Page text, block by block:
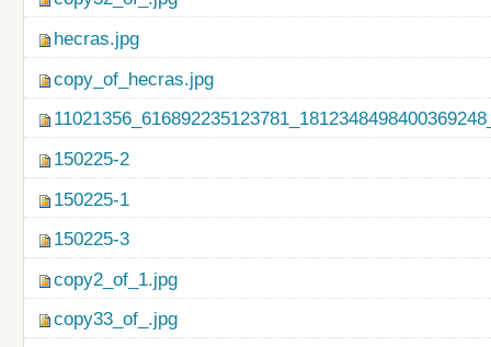
hecras.jpg
copy_of_hecras.jpg
150225-2
150225-1
150225-3
copy2_of_1.jpg
copy33_of_.jpg